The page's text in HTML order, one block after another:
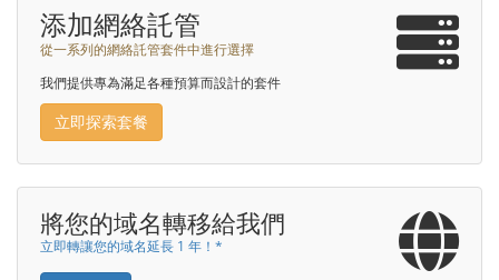
添加網絡託管
從一系列的網絡託管套件中進行選擇
我們提供專為滿足各種預算而設計的套件
立即探索套餐
將您的域名轉移給我們
立即轉讓您的域名延長 1 年！*